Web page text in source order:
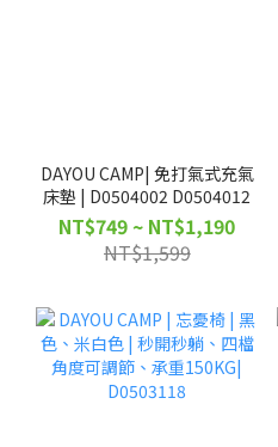
DAYOU CAMP| 免打氣式充氣
床墊 | D0504002 D0504012
NT$749 ~ NT$1,190
NT$1,599